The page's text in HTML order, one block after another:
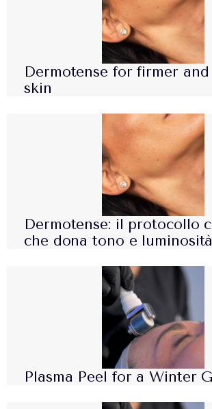
Dermotense for firmer
skin
Dermotense: il protocollo
che dona tono e luminosità
Plasma Peel for a Winter